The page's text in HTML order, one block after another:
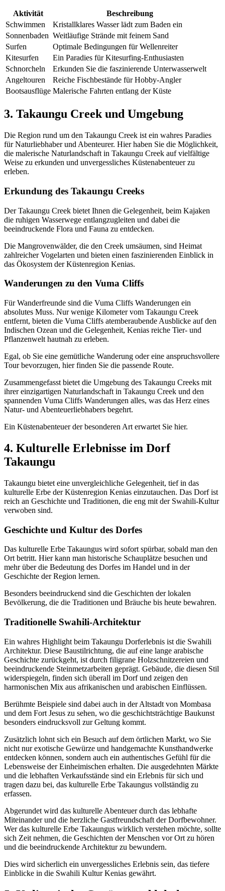
Aktivität
Beschreibung
Schwimmen
Kristallklares Wasser lädt zum Baden ein
Sonnenbaden Weitläufige Strände mit feinem Sand
Surfen
Optimale Bedingungen für Wellenreiter
Kitesurfen
Ein Paradies für Kitesurfing-Enthusiasten
Schnorcheln
Erkunden Sie die faszinierende Unterwasserwelt
Angeltouren
Reiche Fischbestände für Hobby-Angler
Bootsausflüge Malerische Fahrten entlang der Küste
3. Takaungu Creek und Umgebung
Die Region rund um den Takaungu Creek ist ein wahres Paradies
für Naturliebhaber und Abenteurer. Hier haben Sie die Möglichkeit,
die malerische Naturlandschaft in Takaungu Creek auf vielfältige
Weise zu erkunden und unvergessliches Küstenabenteuer zu
erleben.
Erkundung des Takaungu Creeks
Der Takaungu Creek bietet Ihnen die Gelegenheit, beim Kajaken
die ruhigen Wasserwege entlangzugleiten und dabei die
beeindruckende Flora und Fauna zu entdecken.
Die Mangrovenwälder, die den Creek umsäumen, sind Heimat
zahlreicher Vogelarten und bieten einen faszinierenden Einblick in
das Ökosystem der Küstenregion Kenias.
Wanderungen zu den Vuma Cliffs
Für Wanderfreunde sind die Vuma Cliffs Wanderungen ein
absolutes Muss. Nur wenige Kilometer vom Takaungu Creek
entfernt, bieten die Vuma Cliffs atemberaubende Ausblicke auf den
Indischen Ozean und die Gelegenheit, Kenias reiche Tier- und
Pflanzenwelt hautnah zu erleben.
Egal, ob Sie eine gemütliche Wanderung oder eine anspruchsvollere
Tour bevorzugen, hier finden Sie die passende Route.
Zusammengefasst bietet die Umgebung des Takaungu Creeks mit
ihrer einzigartigen Naturlandschaft in Takaungu Creek und den
spannenden Vuma Cliffs Wanderungen alles, was das Herz eines
Natur- und Abenteuerliebhabers begehrt.
Ein Küstenabenteuer der besonderen Art erwartet Sie hier.
4. Kulturelle Erlebnisse im Dorf
Takaungu
Takaungu bietet eine unvergleichliche Gelegenheit, tief in das
kulturelle Erbe der Küstenregion Kenias einzutauchen. Das Dorf ist
reich an Geschichte und Traditionen, die eng mit der Swahili-Kultur
verwoben sind.
Geschichte und Kultur des Dorfes
Das kulturelle Erbe Takaungus wird sofort spürbar, sobald man den
Ort betritt. Hier kann man historische Schauplätze besuchen und
mehr über die Bedeutung des Dorfes im Handel und in der
Geschichte der Region lernen.
Besonders beeindruckend sind die Geschichten der lokalen
Bevölkerung, die die Traditionen und Bräuche bis heute bewahren.
Traditionelle Swahili-Architektur
Ein wahres Highlight beim Takaungu Dorferlebnis ist die Swahili
Architektur. Diese Baustilrichtung, die auf eine lange arabische
Geschichte zurückgeht, ist durch filigrane Holzschnitzereien und
beeindruckende Steinmetzarbeiten geprägt. Gebäude, die diesen Stil
widerspiegeln, finden sich überall im Dorf und zeigen den
harmonischen Mix aus afrikanischen und arabischen Einflüssen.
Berühmte Beispiele sind dabei auch in der Altstadt von Mombasa
und dem Fort Jesus zu sehen, wo die geschichtsträchtige Baukunst
besonders eindrucksvoll zur Geltung kommt.
Zusätzlich lohnt sich ein Besuch auf dem örtlichen Markt, wo Sie
nicht nur exotische Gewürze und handgemachte Kunsthandwerke
entdecken können, sondern auch ein authentisches Gefühl für die
Lebensweise der Einheimischen erhalten. Die ausgedehnten Märkte
und die lebhaften Verkaufsstände sind ein Erlebnis für sich und
tragen dazu bei, das kulturelle Erbe Takaungus vollständig zu
erfassen.
Abgerundet wird das kulturelle Abenteuer durch das lebhafte
Miteinander und die herzliche Gastfreundschaft der Dorfbewohner.
Wer das kulturelle Erbe Takaungus wirklich verstehen möchte, sollte
sich Zeit nehmen, die Geschichten der Menschen vor Ort zu hören
und die beeindruckende Architektur zu bewundern.
Dies wird sicherlich ein unvergessliches Erlebnis sein, das tiefere
Einblicke in die Swahili Kultur Kenias gewährt.